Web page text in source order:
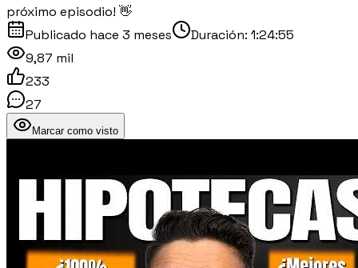
próximo episodio! 👋
Publicado hace 3 meses Duración: 1:24:55
9,87 mil
233
27
Marcar como visto